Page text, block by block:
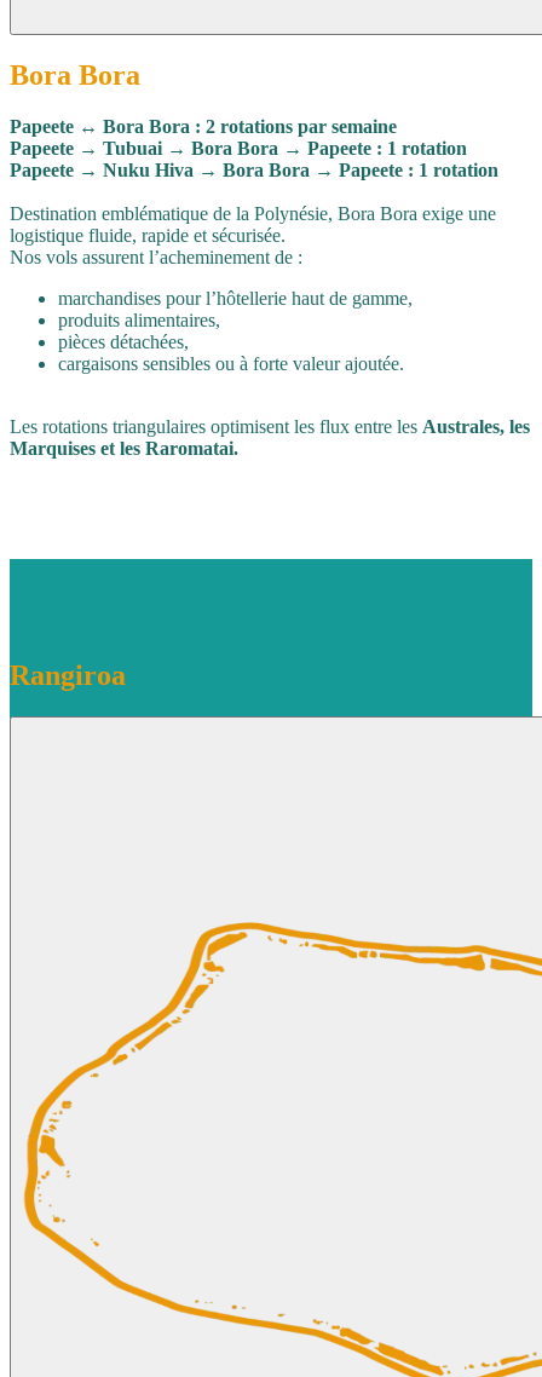
Bora Bora
Papeete ↔ Bora Bora : 2 rotations par semaine
Papeete → Tubuai → Bora Bora → Papeete : 1 rotation
Papeete → Nuku Hiva → Bora Bora → Papeete : 1 rotation
Destination emblématique de la Polynésie, Bora Bora exige une
logistique fluide, rapide et sécurisée.
Nos vols assurent l’acheminement de :
marchandises pour l’hôtellerie haut de gamme,
produits alimentaires,
pièces détachées,
cargaisons sensibles ou à forte valeur ajoutée.
Les rotations triangulaires optimisent les flux entre les Australes, les
Marquises et les Raromatai.
Rangiroa